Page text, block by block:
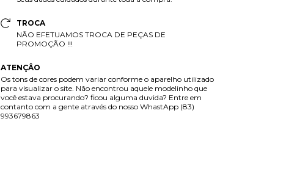
TROCA
NÃO EFETUAMOS TROCA DE PEÇAS DE
PROMOÇÃO !!!
ATENÇÂO
Os tons de cores podem variar conforme o aparelho utilizado
para visualizar o site. Não encontrou aquele modelinho que
você estava procurando? ficou alguma duvida? Entre em
contanto com a gente através do nosso WhastApp (83)
993679863